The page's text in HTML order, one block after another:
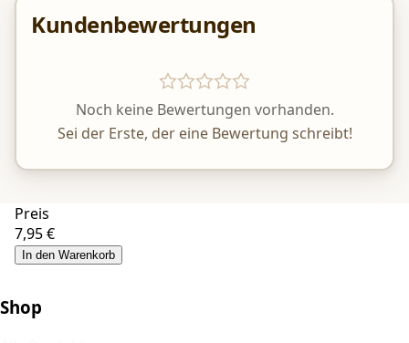
Kundenbewertungen
Noch keine Bewertungen vorhanden.
Sei der Erste, der eine Bewertung schreibt!
Preis
7,95 €
In den Warenkorb
Shop